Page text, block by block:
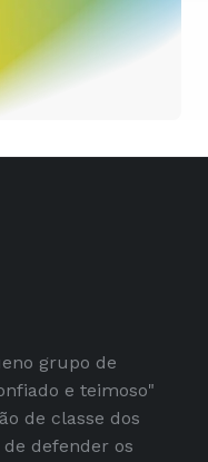
grupo de
e teimoso"
de classe dos
defender os